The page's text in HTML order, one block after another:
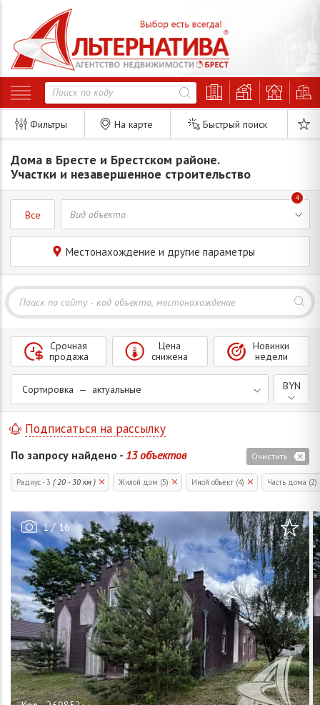
Фильтры На карте Быстрый поиск
Дома в Бресте и Брестском районе.
Участки и незавершенное строительство
Все
4
Местонахождение и другие параметры
Сортировка — актуальные
Срочная
продажа
Цена
снижена
Новинки
недели
BYN
По запросу найдено - 13 объектов Очистить
Подписаться на рассылку
Радиус - 3 ( 20 - 30 км ) Жилой дом (5) Иной объект (4) Часть дома (2)
1/16